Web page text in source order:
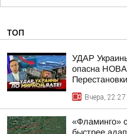
ТОП
УДАР
опасна
Вчера, 22:27
«Фламинго»